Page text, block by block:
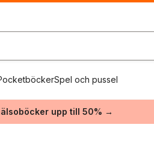
Spel och pussel
upp till 50% →